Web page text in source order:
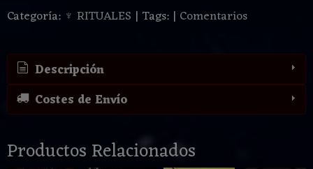
Categoría: ♆ RITUALES | Tags: | Comentarios
Descripción
Costes de Envío
Productos Relacionados